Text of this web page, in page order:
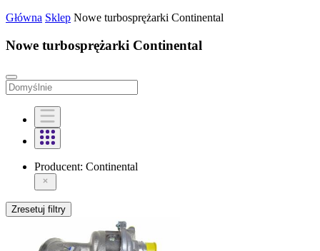
Główna Sklep Nowe turbosprężarki Continental
Nowe turbosprężarki Continental
Producent: Continental
Zresetuj filtry